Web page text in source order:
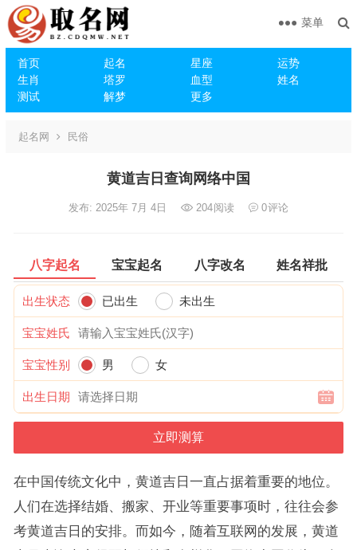
首页 起名 星座
运势
生肖
塔罗 血型
姓名
测试
解梦 更多
菜单
起名网 民俗
黄道吉日查询网络中国
发布: 2025年 7月 4日 204阅读 0评论
八字起名 宝宝起名 八字改名 姓名祥批
出生状态 已出生 未出生
宝宝姓氏
宝宝性别 男 女
出生日期
在中国传统文化中，黄道吉日一直占据着重要的地位。
人们在选择结婚、搬家、开业等重要事项时，往往会参
考黄道吉日的安排。而如今，随着互联网的发展，黄道